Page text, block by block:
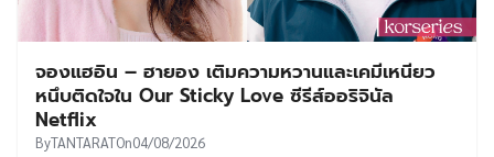
จองแฮอิน – ฮายอง เติมความหวานและเคมีเหนียว
หนึบติดใจใน Our Sticky Love ซีรีส์ออริจินัล
Netflix
ByTANTARATOn04/08/2026